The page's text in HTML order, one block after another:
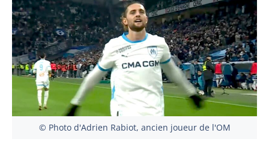
© Photo d'Adrien Rabiot, ancien joueur de l'OM